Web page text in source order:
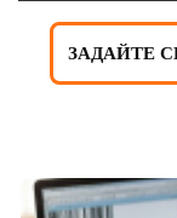
ЗАДАЙТЕ